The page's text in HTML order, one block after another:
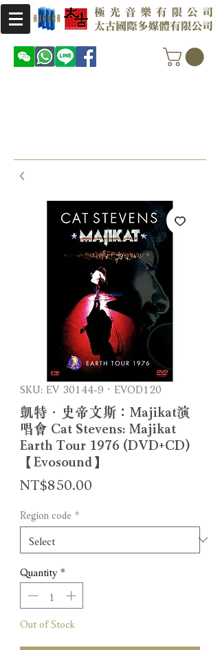
SKU: EV 30144-9．EVOD120
凱特．史帝文斯：Majikat演
唱會 Cat Stevens: Majikat
Earth Tour 1976 (DVD+CD)
【Evosound】
NT$850.00
Region code *
Quantity *
Out of Stock